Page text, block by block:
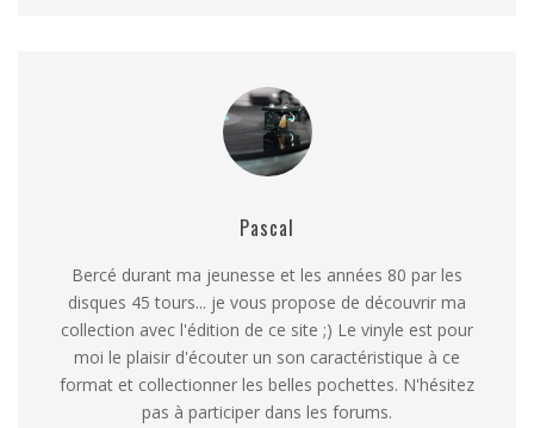
Pascal
Bercé durant ma jeunesse et les années 80 par les
disques 45 tours... je vous propose de découvrir ma
collection avec l'édition de ce site ;) Le vinyle est pour
moi le plaisir d'écouter un son caractéristique à ce
format et collectionner les belles pochettes. N'hésitez
pas à participer dans les forums.